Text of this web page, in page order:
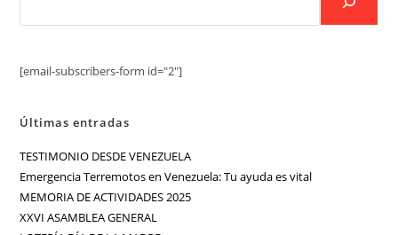
[email-subscribers-form id="2"]
Últimas entradas
TESTIMONIO DESDE VENEZUELA
Emergencia Terremotos en Venezuela: Tu ayuda es vital
MEMORIA DE ACTIVIDADES 2025
XXVI ASAMBLEA GENERAL